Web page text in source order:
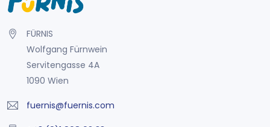
FÜRNIS
Wolfgang Fürnwein
Servitengasse 4A
1090 Wien
fuernis@fuernis.com